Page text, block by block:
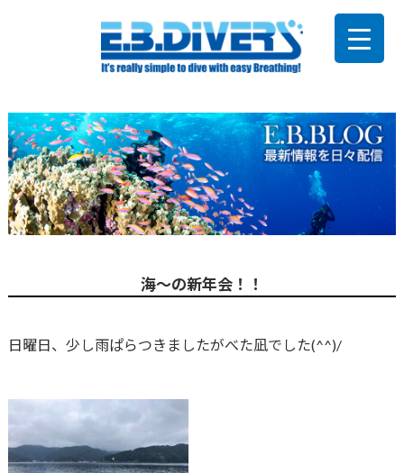
海～の新年会！！
日曜日、少し雨ぱらつきましたがべた凪でした(^^)/